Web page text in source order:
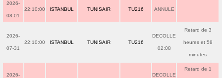
2026-
08-01
22:10:00 ISTANBUL TUNISAIR TU216 ANNULE
2026-
07-31
22:10:00 ISTANBUL TUNISAIR TU216
DECOLLE
02:08
Retard de 3
heures et 58
minutes
2026- DECOLLE
Retard de 1